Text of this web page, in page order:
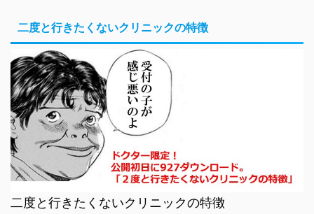
二度と行きたくないクリニックの特徴
二度と行きたくないクリニックの特徴